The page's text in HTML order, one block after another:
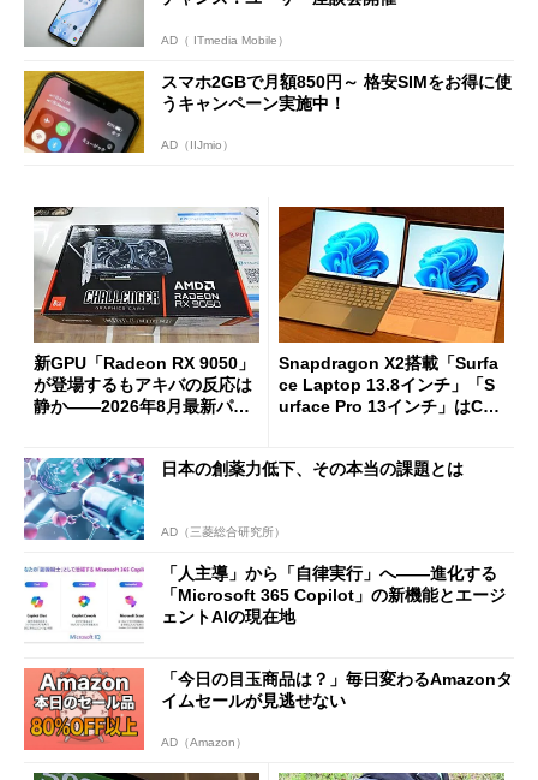
AD（ ITmedia Mobile）
スマホ2GBで月額850円～ 格安SIMをお得に使
うキャンペーン実施中！
AD（IIJmio）
新GPU「Radeon RX 9050」
が登場するもアキバの反応は
静か――2026年8月最新パー
Snapdragon X2搭載「Surfa
ce Laptop 13.8インチ」「S
urface Pro 13インチ」はCop
た
日本の創薬力低下、その本当の課題とは
AD（三菱総合研究所）
「人主導」から「自律実行」へ――進化する
「Microsoft 365 Copilot」の新機能とエージ
ェントAIの現在地
「今日の目玉商品は？」毎日変わるAmazonタ
イムセールが見逃せない
AD（Amazon）